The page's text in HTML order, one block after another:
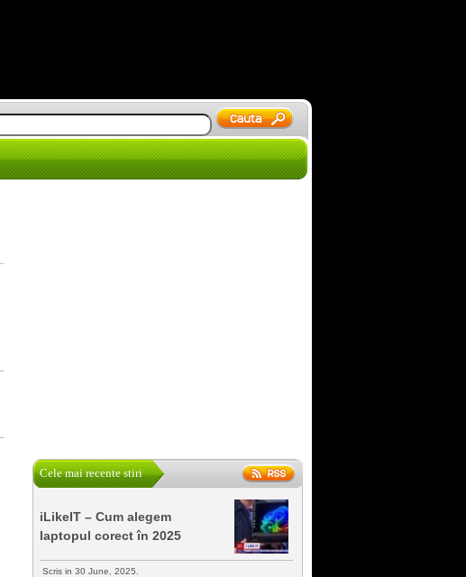
Cele mai recente stiri
iLikeIT – Cum alegem
laptopul corect în 2025
Scris in 30 June, 2025.